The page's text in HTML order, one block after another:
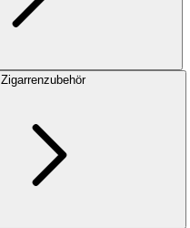
Zigarrenzubehör